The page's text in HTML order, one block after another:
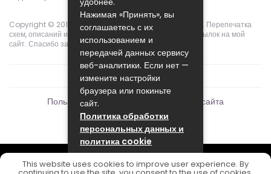
Copyright © 2015-2024.Pikoclub. Права защищены ©. Перепечатка
схем, описаний и фотографий возможны с указанием ссылок на мой
сайт. Спасибо за понимание!
Пользовательское соглашение Карта сайта
Связаться с редакцией сайта:
pikoclub.ru@mailwebsite.ru
Нажимая «Принять», вы
соглашаетесь с их
использованием и
передачей данных сервису
веб-аналитики. Если нет —
измените настройки
браузера или покиньте
сайт.
Политика обработки
персональных данных и
политика cookie
ПРИНЯТЬ
This website uses cookies to improve user experience. By